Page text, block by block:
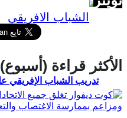
الأكثر قراءة (أسبوع)